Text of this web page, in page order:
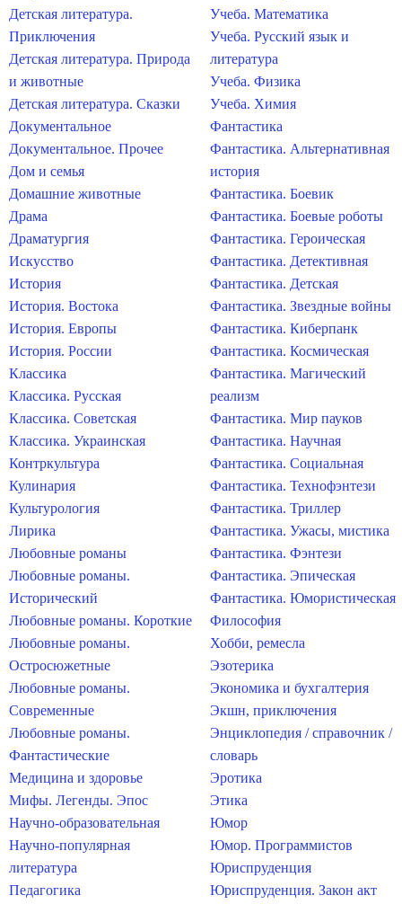
Детская литература.
Приключения
Детская литература. Природа
и животные
Детская литература. Сказки
Документальное
Документальное. Прочее
Дом и семья
Домашние животные
Драма
Драматургия
Искусство
История
История. Востока
История. Европы
История. России
Классика
Классика. Русская
Классика. Советская
Классика. Украинская
Контркультура
Кулинария
Культурология
Лирика
Любовные романы
Любовные романы.
Исторический
Любовные романы. Короткие
Любовные романы.
Остросюжетные
Любовные романы.
Современные
Любовные романы.
Фантастические
Медицина и здоровье
Мифы. Легенды. Эпос
Научно-образовательная
Научно-популярная
литература
Педагогика
Учеба. Математика
Учеба. Русский язык и
литература
Учеба. Физика
Учеба. Химия
Фантастика
Фантастика. Альтернативная
история
Фантастика. Боевик
Фантастика. Боевые роботы
Фантастика. Героическая
Фантастика. Детективная
Фантастика. Детская
Фантастика. Звездные войны
Фантастика. Киберпанк
Фантастика. Космическая
Фантастика. Магический
реализм
Фантастика. Мир пауков
Фантастика. Научная
Фантастика. Социальная
Фантастика. Технофэнтези
Фантастика. Триллер
Фантастика. Ужасы, мистика
Фантастика. Фэнтези
Фантастика. Эпическая
Фантастика. Юмористическая
Философия
Хобби, ремесла
Эзотерика
Экономика и бухгалтерия
Экшн, приключения
Энциклопедия / справочник /
словарь
Эротика
Этика
Юмор
Юмор. Программистов
Юриспруденция
Юриспруденция. Закон акт